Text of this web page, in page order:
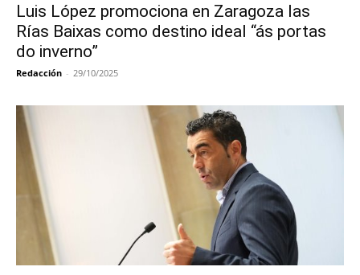
Luis López promociona en Zaragoza las
Rías Baixas como destino ideal “ás portas
do inverno”
Redacción - 29/10/2025